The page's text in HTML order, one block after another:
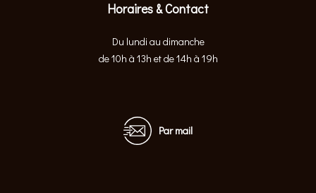
Horaires & Contact
Du lundi au dimanche
de 10h à 13h et de 14h à 19h
Par mail